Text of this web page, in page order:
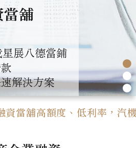
舖
展八德當鋪
解決方案
●
●
●
舖高額度、低利率，汽機